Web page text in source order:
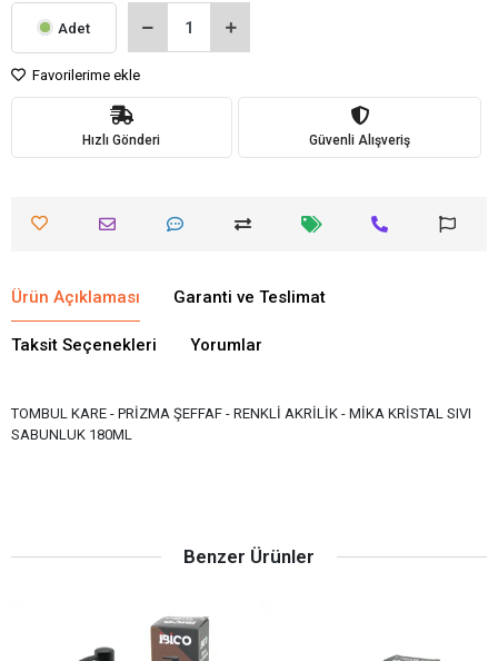
Adet
Favorilerime ekle
Hızlı Gönderi Güvenli Alışveriş
Ürün Açıklaması Garanti ve Teslimat
Taksit Seçenekleri Yorumlar
TOMBUL KARE - PRİZMA ŞEFFAF - RENKLİ AKRİLİK - MİKA KRİSTAL SIVI
SABUNLUK 180ML
Benzer Ürünler